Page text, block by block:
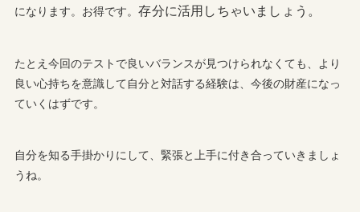
になります。お得です。存分に活用しちゃいましょう。
たとえ今回のテストで良いバランスが見つけられなくても、より
良い心持ちを意識して自分と対話する経験は、今後の財産になっ
ていくはずです。
自分を知る手掛かりにして、緊張と上手に付き合っていきましょ
うね。